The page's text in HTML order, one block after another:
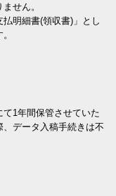
せん。
明細書(領収書)」とし
1年間保管させていた
データ入稿手続きは不